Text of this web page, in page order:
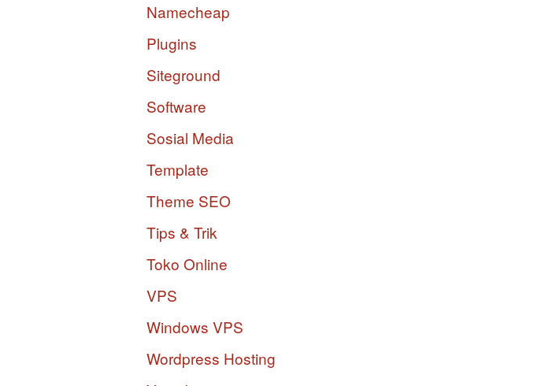
Namecheap
Plugins
Siteground
Software
Sosial Media
Template
Theme SEO
Tips & Trik
Toko Online
VPS
Windows VPS
Wordpress Hosting